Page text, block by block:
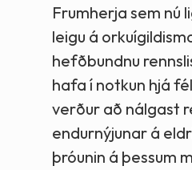
Frumherja sem nú
leigu á
hefðbundnu
hafa í notkun hjá
verður að nálgast
endurnýjunar á
þróunin á þessum